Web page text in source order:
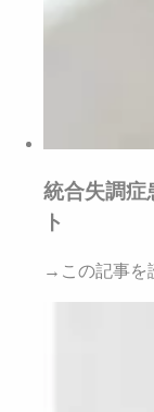
統合失調症
ト
→この記事を